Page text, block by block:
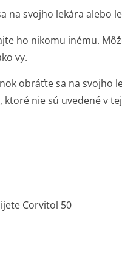
na svojho lekára alebo
ho nikomu inému.
vy.
obráťte sa na svojho
ktoré nie sú uvedené v
Corvitol 50